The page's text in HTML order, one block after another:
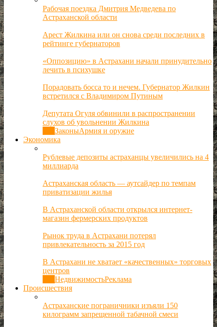
Рабочая поездка Дмитрия Медведева по
Астраханской области
Арест Жилкина или он снова среди последних в
рейтинге губернаторов
«Оппозицию» в Астрахани начали принудительно
лечить в психушке
Порадовать босса то и нечем. Губернатор Жилкин
встретился с Владимиром Путиным
Депутата Огуля обвинили в распространении
слухов об увольнении Жилкина
ЗаконыАрмия и оружие
Экономика
Рублевые депозиты астраханцы увеличились на 4
миллиарда
Астраханская область — аутсайдер по темпам
приватизации жилья
В Астраханской области открылся интернет-
магазин фермерских продуктов
Рынок труда в Астрахани потерял
привлекательность за 2015 год
В Астрахани не хватает «качественных» торговых
центров
НедвижимостьРеклама
Происшествия
Астраханские пограничники изъяли 150
килограмм запрещенной табачной смеси